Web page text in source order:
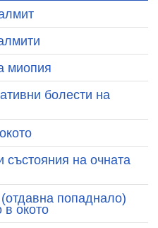
миопия
болести на
състояния на очната
попаднало)
в окото